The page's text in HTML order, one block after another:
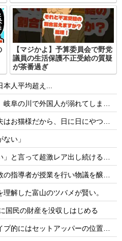
【マジかよ】予算委員会で野党
議員の生活保護不正受給の質疑
が茶番過ぎ
人平均超え...
の川で外国人が溺れてしまう事故。
、日に日にやつれていく子猫を見て狼狽して...
い」
言って超激レア出し続ける脳キンw
を行い物議を醸す！ #大阪 #イスラム教 #モスク
解した富山のツバメが賢い。
国民の財産を没収しはじめる
トアッパーの位置が一番合うてる」←おーん